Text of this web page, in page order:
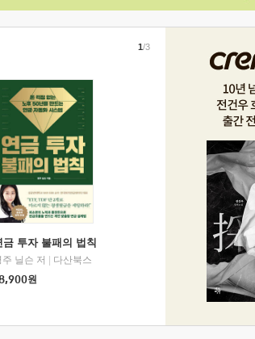
금 투자 불패의 법칙
주 닐슨 저
다산북스
원
1/3